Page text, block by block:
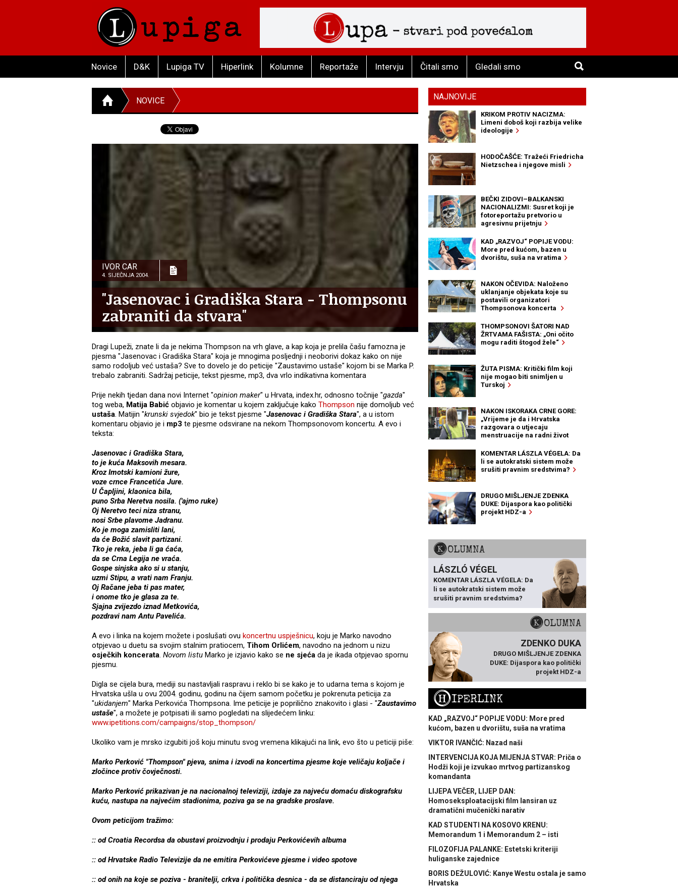
Novice D&K Lupiga TV Hiperlink Kolumne Reportaže Intervju Čitali smo Gledali smo
NOVICE
IVOR CAR
4. SIJEČNJA 2004.
"Jasenovac i Gradiška Stara - Thompsonu
zabraniti da stvara"
Dragi Lupeži, znate li da je nekima Thompson na vrh glave, a kap koja je prelila čašu famozna je
pjesma "Jasenovac i Gradiška Stara" koja je mnogima posljednji i neoborivi dokaz kako on nije
samo rodoljub već ustaša? Sve to dovelo je do peticije "Zaustavimo ustaše" kojom bi se Marka P.
trebalo zabraniti. Sadržaj peticije, tekst pjesme, mp3, dva vrlo indikativna komentara
Prije nekih tjedan dana novi Internet "opinion maker" u Hrvata, index.hr, odnosno točnije "gazda"
tog weba, Matija Babić objavio je komentar u kojem zaključuje kako Thompson nije domoljub već
ustaša. Matijin "krunski svjedok" bio je tekst pjesme "Jasenovac i Gradiška Stara", a u istom
komentaru objavio je i mp3 te pjesme odsvirane na nekom Thompsonovom koncertu. A evo i
teksta:
Jasenovac i Gradiška Stara,
to je kuća Maksovih mesara.
Kroz Imotski kamioni žure,
voze crnce Francetića Jure.
U Čapljini, klaonica bila,
puno Srba Neretva nosila. ('ajmo ruke)
Oj Neretvo teci niza stranu,
nosi Srbe plavome Jadranu.
Ko je moga zamisliti lani,
da će Božić slavit partizani.
Tko je reka, jeba li ga ćaća,
da se Crna Legija ne vraća.
Gospe sinjska ako si u stanju,
uzmi Stipu, a vrati nam Franju.
Oj Račane jeba ti pas mater,
i onome tko je glasa za te.
Sjajna zvijezdo iznad Metkovića,
pozdravi nam Antu Pavelića.
A evo i linka na kojem možete i poslušati ovu koncertnu uspješnicu, koju je Marko navodno
otpjevao u duetu sa svojim stalnim pratiocem, Tihom Orlićem, navodno na jednom u nizu
osječkih koncerata. Novom listu Marko je izjavio kako se ne sjeća da je ikada otpjevao spornu
pjesmu.
Digla se cijela bura, mediji su nastavljali raspravu i reklo bi se kako je to udarna tema s kojom je
Hrvatska ušla u ovu 2004. godinu, godinu na čijem samom početku je pokrenuta peticija za
"ukidanjem" Marka Perkovića Thompsona. Ime peticije je poprilično znakovito i glasi - "Zaustavimo
ustaše", a možete je potpisati ili samo pogledati na slijedećem linku:
www.ipetitions.com/campaigns/stop_thompson/
Ukoliko vam je mrsko izgubiti još koju minutu svog vremena klikajući na link, evo što u peticiji piše:
Marko Perković "Thompson" pjeva, snima i izvodi na koncertima pjesme koje veličaju koljače i
zločince protiv čovječnosti.
Marko Perković prikazivan je na nacionalnoj televiziji, izdaje za najveću domaću diskografsku
kuću, nastupa na najvećim stadionima, poziva ga se na gradske proslave.
Ovom peticijom tražimo:
:: od Croatia Recordsa da obustavi proizvodnju i prodaju Perkovićevih albuma
:: od Hrvatske Radio Televizije da ne emitira Perkovićeve pjesme i video spotove
:: od onih na koje se poziva - branitelji, crkva i politička desnica - da se distanciraju od njega
NAJNOVIJE
KRIKOM PROTIV NACIZMA:
Limeni doboš koji razbija velike
ideologije
HODOČAŠĆE: Tražeći Friedricha
Nietzschea i njegove misli
BEČKI ZIDOVI–BALKANSKI
NACIONALIZMI: Susret koji je
fotoreportažu pretvorio u
agresivnu prijetnju
KAD „RAZVOJ“ POPIJE VODU:
More pred kućom, bazen u
dvorištu, suša na vratima
NAKON OČEVIDA: Naloženo
uklanjanje objekata koje su
postavili organizatori
Thompsonova koncerta
THOMPSONOVI ŠATORI NAD
ŽRTVAMA FAŠISTA: „Oni očito
mogu raditi štogod žele“
ŽUTA PISMA: Kritički film koji
nije mogao biti snimljen u
Turskoj
NAKON ISKORAKA CRNE GORE:
„Vrijeme je da i Hrvatska
razgovara o utjecaju
menstruacije na radni život
KOMENTAR LÁSZLA VÉGELA: Da
li se autokratski sistem može
srušiti pravnim sredstvima?
DRUGO MIŠLJENJE ZDENKA
DUKE: Dijaspora kao politički
projekt HDZ-a
KOLUMNA
LÁSZLÓ VÉGEL
KOMENTAR LÁSZLA VÉGELA: Da
li se autokratski sistem može
srušiti pravnim sredstvima?
KOLUMNA
ZDENKO DUKA
DRUGO MIŠLJENJE ZDENKA
DUKE: Dijaspora kao politički
projekt HDZ-a
HIPERLINK
KAD „RAZVOJ“ POPIJE VODU: More pred
kućom, bazen u dvorištu, suša na vratima
VIKTOR IVANČIĆ: Nazad naši
INTERVENCIJA KOJA MIJENJA STVAR: Priča o
Hodži koji je izvukao mrtvog partizanskog
komandanta
LIJEPA VEČER, LIJEP DAN:
Homoseksploatacijski film lansiran uz
dramatični mučenički narativ
KAD STUDENTI NA KOSOVO KRENU:
Memorandum 1 i Memorandum 2 – isti
FILOZOFIJA PALANKE: Estetski kriteriji
huliganske zajednice
BORIS DEŽULOVIĆ: Kanye Westu ostala je samo
Hrvatska